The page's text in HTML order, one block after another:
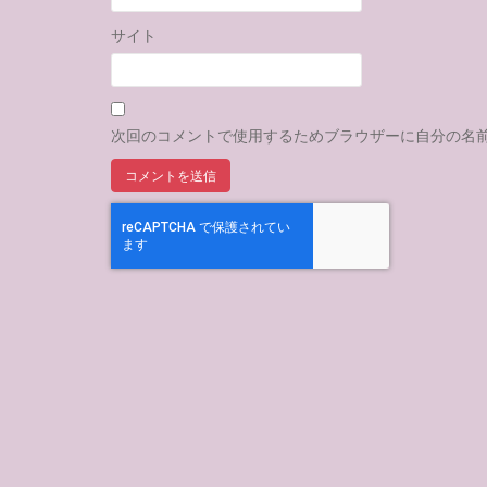
サイト
次回のコメントで使用するためブラウザーに自分の名